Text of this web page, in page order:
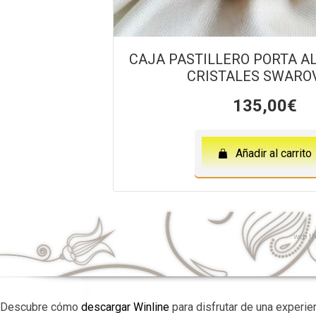
CAJA PASTILLERO PORTA
CRISTALES
135,00€
Añadir al carrito
web
Descubre cómo descargar Winline para disfrutar de una